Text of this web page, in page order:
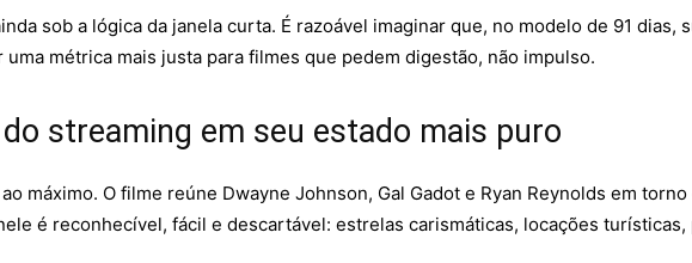
sob a lógica da janela curta. É razoável imaginar que, no modelo de 91 dias,
métrica mais justa para filmes que pedem digestão, não impulso.
streaming em seu estado mais puro
máximo. O filme reúne Dwayne Johnson, Gal Gadot e Ryan Reynolds em
é reconhecível, fácil e descartável: estrelas carismáticas, locações